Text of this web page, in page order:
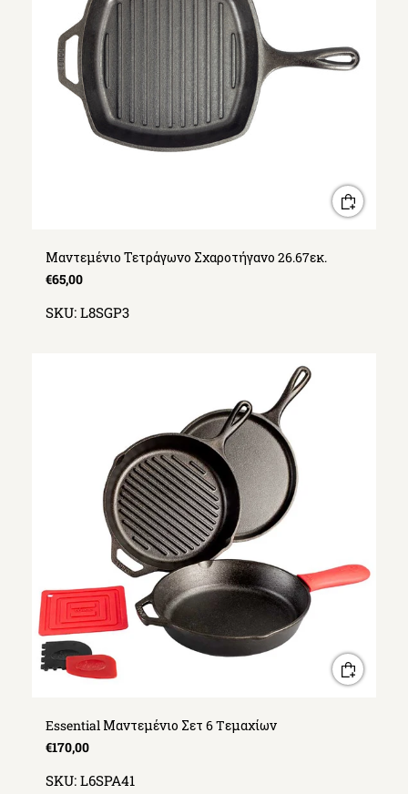
Μαντεμένιο Τετράγωνο Σχαροτήγανο 26.67εκ.
€65,00
SKU: L8SGP3
Essential Μαντεμένιο Σετ 6 Tεμαχίων
€170,00
SKU: L6SPA41